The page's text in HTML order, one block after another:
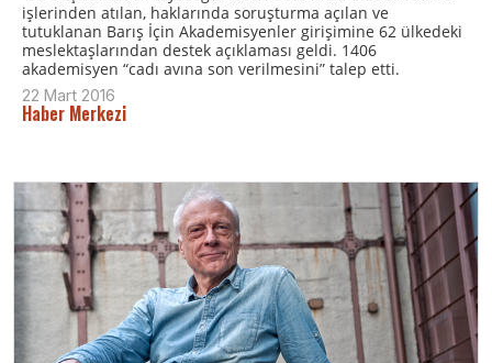
işlerinden atılan, haklarında soruşturma açılan ve
tutuklanan Barış İçin Akademisyenler girişimine 62 ülkedeki
meslektaşlarından destek açıklaması geldi. 1406
akademisyen “cadı avına son verilmesini” talep etti.
22 Mart 2016
Haber Merkezi